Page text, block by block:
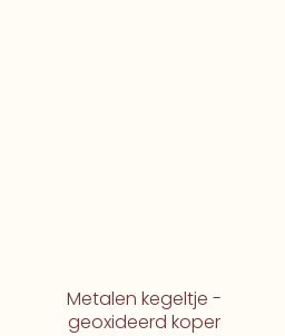
Metalen kegeltje -
geoxideerd koper